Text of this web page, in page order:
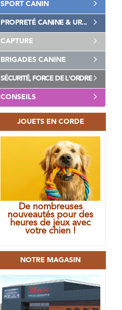
SPORT CANIN
PROPRETÉ CANINE & UR...
CAPTURE
BRIGADES CANINE
SÉCURITÉ, FORCE DE L'ORDRE
CONSEILS
JOUETS EN CORDE
De nombreuses
nouveautés pour des
heures de jeux avec
votre chien !
NOTRE MAGASIN